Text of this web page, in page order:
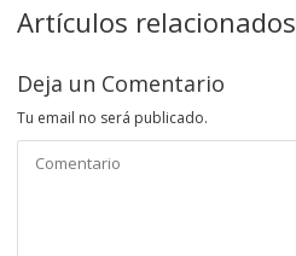
Artículos relacionados
Deja un Comentario
Tu email no será publicado.